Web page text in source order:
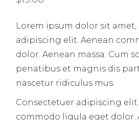
Lorem ipsum dolor sit
adipiscing elit. Aenean
dolor. Aenean massa. Cum
penatibus et magnis dis
nascetur ridiculus mus.
Consectetuer adipiscing
commodo ligula eget dolor.